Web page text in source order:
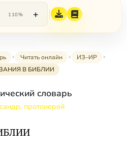
110% +
Читать онлайн
ИЗ–ИР
В БИБЛИИ
словарь
протоиерей